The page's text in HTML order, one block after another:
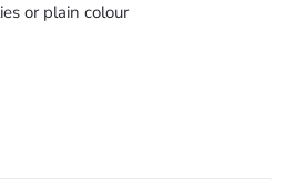
or plain colour